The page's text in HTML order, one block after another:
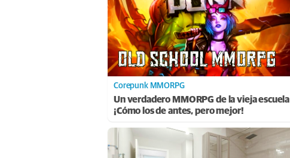
Corepunk MMORPG
Un verdadero MMORPG de la vieja escuela
¡Cómo los de antes, pero mejor!